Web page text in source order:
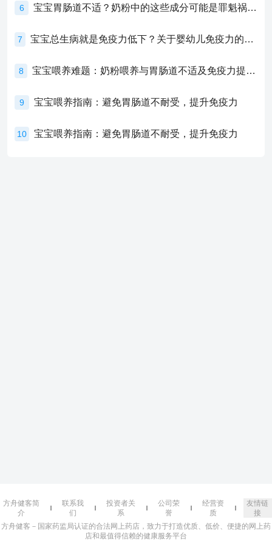
6 宝宝胃肠道不适？奶粉中的这些成分可能是罪魁祸首！
7 宝宝总生病就是免疫力低下？关于婴幼儿免疫力的真相，家长必须了解！
8 宝宝喂养难题：奶粉喂养与胃肠道不适及免疫力提升的奥秘
9 宝宝喂养指南：避免胃肠道不耐受，提升免疫力
10 宝宝喂养指南：避免胃肠道不耐受，提升免疫力
方舟健客简
介
联系我
们
投资者关
系
公司荣
誉
经营资
质
友情链
接
方舟健客－国家药监局认证的合法网上药店，致力于打造优质、低价、便捷的网上药
店和最值得信赖的健康服务平台